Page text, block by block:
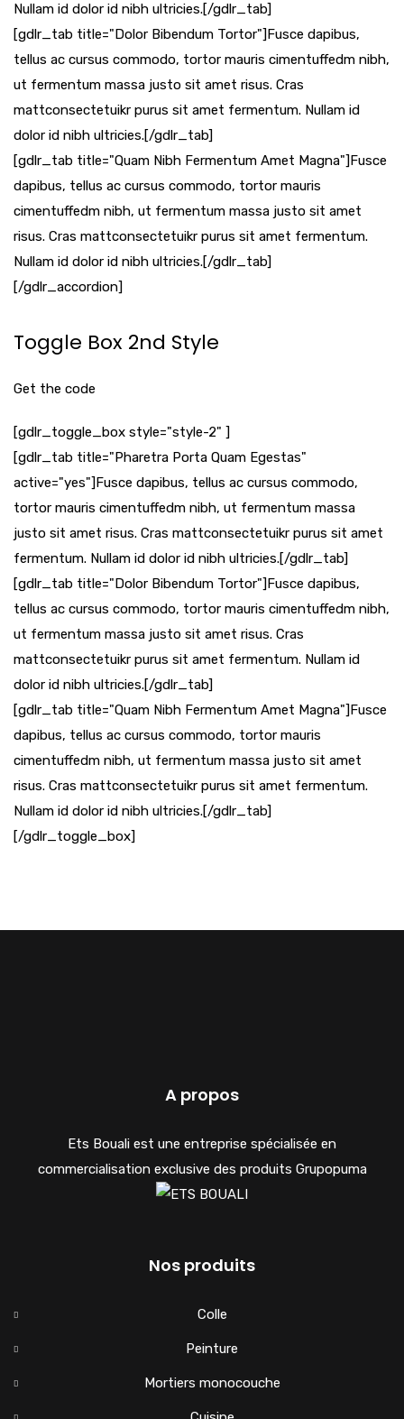
Nullam id dolor id nibh ultricies.[/gdlr_tab]
[gdlr_tab title="Dolor Bibendum Tortor"]Fusce dapibus,
tellus ac cursus commodo, tortor mauris cimentuffedm nibh,
ut fermentum massa justo sit amet risus. Cras
mattconsectetuikr purus sit amet fermentum. Nullam id
dolor id nibh ultricies.[/gdlr_tab]
[gdlr_tab title="Quam Nibh Fermentum Amet Magna"]Fusce
dapibus, tellus ac cursus commodo, tortor mauris
cimentuffedm nibh, ut fermentum massa justo sit amet
risus. Cras mattconsectetuikr purus sit amet fermentum.
Nullam id dolor id nibh ultricies.[/gdlr_tab]
[/gdlr_accordion]
Toggle Box 2nd Style
Get the code
[gdlr_toggle_box style="style-2" ]
[gdlr_tab title="Pharetra Porta Quam Egestas"
active="yes"]Fusce dapibus, tellus ac cursus commodo,
tortor mauris cimentuffedm nibh, ut fermentum massa
justo sit amet risus. Cras mattconsectetuikr purus sit amet
fermentum. Nullam id dolor id nibh ultricies.[/gdlr_tab]
[gdlr_tab title="Dolor Bibendum Tortor"]Fusce dapibus,
tellus ac cursus commodo, tortor mauris cimentuffedm nibh,
ut fermentum massa justo sit amet risus. Cras
mattconsectetuikr purus sit amet fermentum. Nullam id
dolor id nibh ultricies.[/gdlr_tab]
[gdlr_tab title="Quam Nibh Fermentum Amet Magna"]Fusce
dapibus, tellus ac cursus commodo, tortor mauris
cimentuffedm nibh, ut fermentum massa justo sit amet
risus. Cras mattconsectetuikr purus sit amet fermentum.
Nullam id dolor id nibh ultricies.[/gdlr_tab]
[/gdlr_toggle_box]
A propos
Ets Bouali est une entreprise spécialisée en
commercialisation exclusive des produits Grupopuma
Nos produits
Colle
Peinture
Mortiers monocouche